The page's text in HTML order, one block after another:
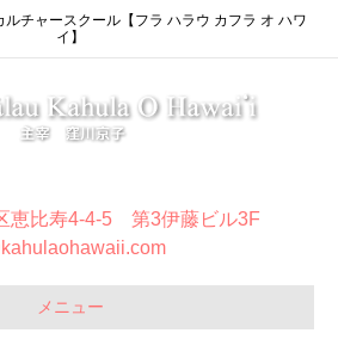
チャースクール【フラ ハラウ カフラ オ ハワ
イ】
恵比寿4-4-5 第3伊藤ビル3F
メニュー